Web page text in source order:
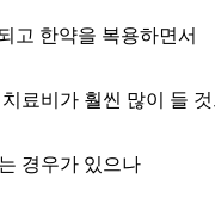
고 한약을 복용하면서
료비가 훨씬 많이 들
경우가 있으나